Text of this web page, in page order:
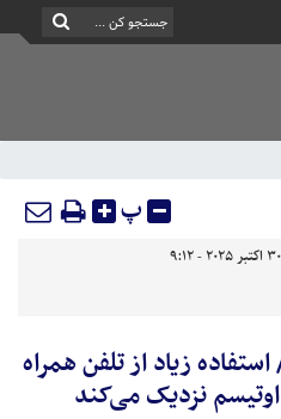
پ
30 اکتبر 2025 - 9:12
زیاد از تلفن همراه
نزدیک می‌کند